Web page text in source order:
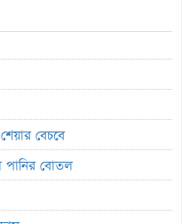
বেচবে
পানির বোতল